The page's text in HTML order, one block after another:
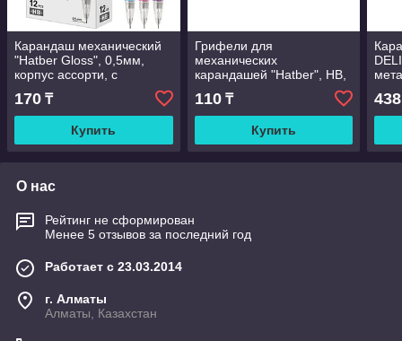
Карандаш механический
"Hatber Gloss", 0,5мм,
корпус ассорти, с
ластиком
170 ₸
Купить
Грифели для
механических
карандашей "Hatber", HB,
0,5мм
110₸
Купить
438
О нас
Рейтинг не сформирован
Менее 5 отзывов за последний год
Работает с 23.03.2014
г. Алматы
Алматы, Казахстан